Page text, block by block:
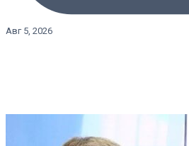
Авг 5, 2026